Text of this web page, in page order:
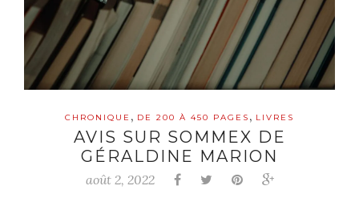
CHRONIQUE , DE 200 À 450 PAGES , LIVRES
AVIS SUR SOMMEX DE
GÉRALDINE MARION
août 2, 2022